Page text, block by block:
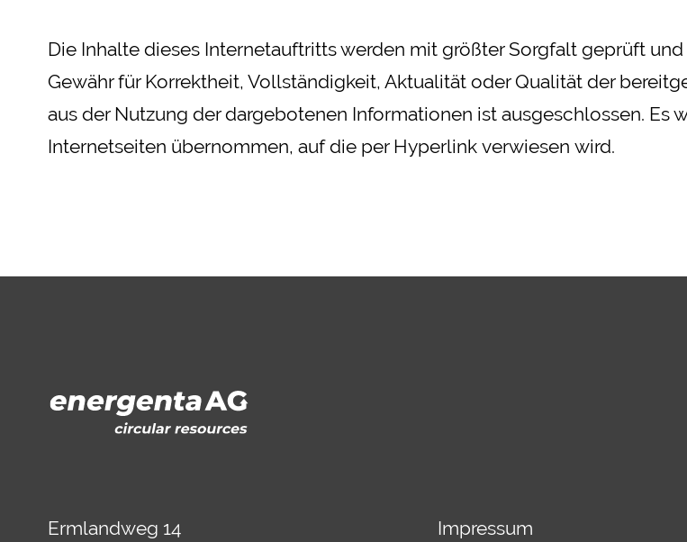
Die Inhalte dieses Internetauftritts werden mit größter Sorgfalt geprüft
Gewähr für Korrektheit, Vollständigkeit, Aktualität oder Qualität der
aus der Nutzung der dargebotenen Informationen ist ausgeschlossen. Es
Internetseiten übernommen, auf die per Hyperlink verwiesen wird.
Ermlandweg 14 Impressum